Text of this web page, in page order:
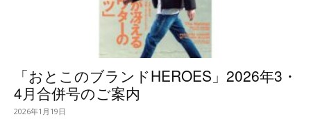
「おとこのブランドHEROES」2026年3・
4月合併号のご案内
2026年1月19日